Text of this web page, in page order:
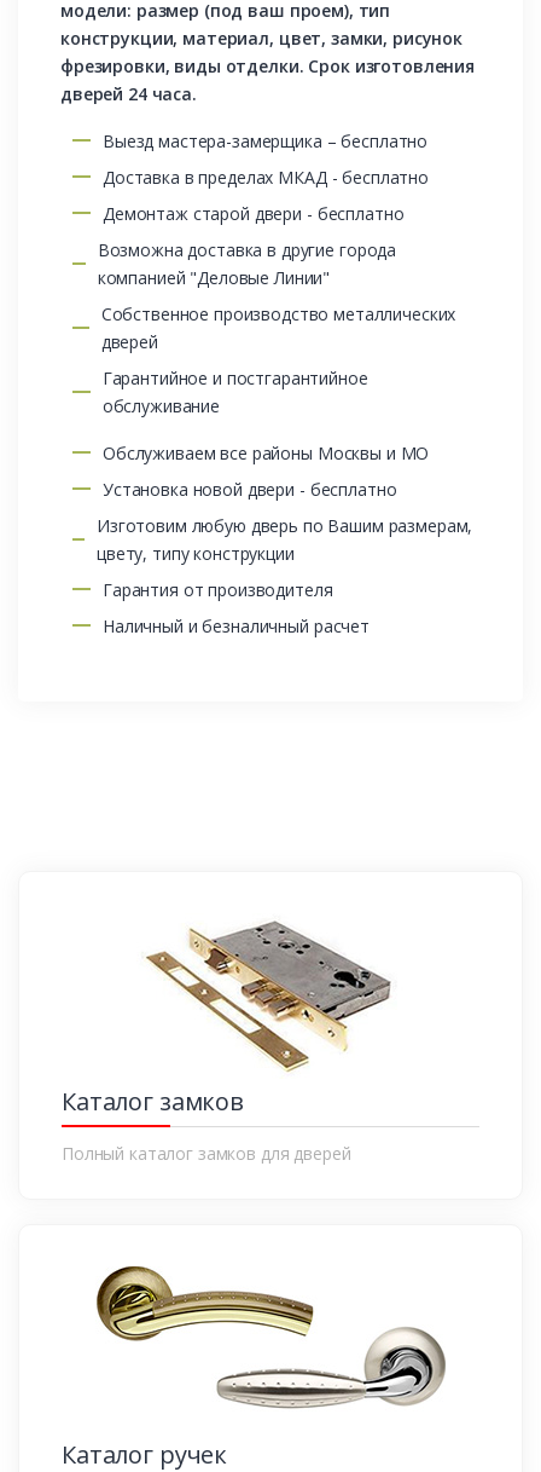
модели: размер (под ваш проем), тип
конструкции, материал, цвет, замки, рисунок
фрезировки, виды отделки. Срок изготовления
дверей 24 часа.
Выезд мастера-замерщика – бесплатно
Доставка в пределах МКАД - бесплатно
Демонтаж старой двери - бесплатно
Возможна доставка в другие города
компанией "Деловые Линии"
Собственное производство металлических
дверей
Гарантийное и постгарантийное
обслуживание
Обслуживаем все районы Москвы и МО
Установка новой двери - бесплатно
Изготовим любую дверь по Вашим размерам,
цвету, типу конструкции
Гарантия от производителя
Наличный и безналичный расчет
Каталог замков
Полный каталог замков для дверей
Каталог ручек